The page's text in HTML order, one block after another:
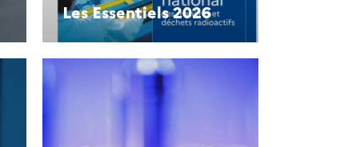
Les Essentiels 2026